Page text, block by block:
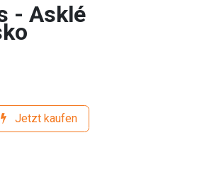
- Asklé
Jetzt kaufen